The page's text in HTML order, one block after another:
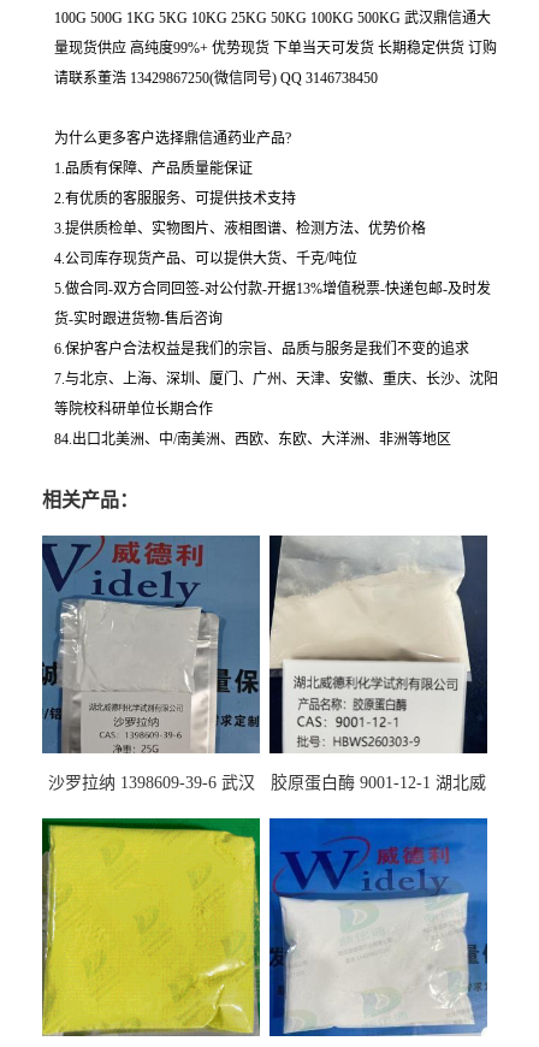
100G 500G 1KG 5KG 10KG 25KG 50KG 100KG 500KG 武汉鼎信通大
量现货供应 高纯度99%+ 优势现货 下单当天可发货 长期稳定供货 订购
请联系董浩 13429867250(微信同号) QQ 3146738450
为什么更多客户选择鼎信通药业产品?
1.品质有保障、产品质量能保证
2.有优质的客服服务、可提供技术支持
3.提供质检单、实物图片、液相图谱、检测方法、优势价格
4.公司库存现货产品、可以提供大货、千克/吨位
5.做合同-双方合同回签-对公付款-开据13%增值税票-快递包邮-及时发
货-实时跟进货物-售后咨询
6.保护客户合法权益是我们的宗旨、品质与服务是我们不变的追求
7.与北京、上海、深圳、厦门、广州、天津、安徽、重庆、长沙、沈阳
等院校科研单位长期合作
84.出口北美洲、中/南美洲、西欧、东欧、大洋洲、非洲等地区
相关产品：
沙罗拉纳 1398609-39-6 武汉
胶原蛋白酶 9001-12-1 湖北威